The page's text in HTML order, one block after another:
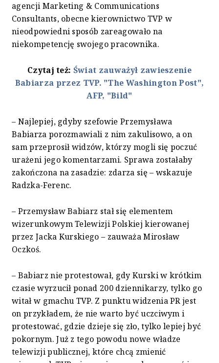
agencji Marketing & Communications
Consultants, obecne kierownictwo TVP w
nieodpowiedni sposób zareagowało na
niekompetencję swojego pracownika.
Czytaj też: Świat zauważył zawieszenie
Babiarza przez TVP. "The Washington Post",
AFP, "Bild"
– Najlepiej, gdyby szefowie Przemysława
Babiarza porozmawiali z nim zakulisowo, a on
sam przeprosił widzów, którzy mogli się poczuć
urażeni jego komentarzami. Sprawa zostałaby
zakończona na zasadzie: zdarza się – wskazuje
Radzka-Ferenc.
– Przemysław Babiarz stał się elementem
wizerunkowym Telewizji Polskiej kierowanej
przez Jacka Kurskiego – zauważa Mirosław
Oczkoś.
– Babiarz nie protestował, gdy Kurski w krótkim
czasie wyrzucił ponad 200 dziennikarzy, tylko go
witał w gmachu TVP. Z punktu widzenia PR jest
on przykładem, że nie warto być uczciwym i
protestować, gdzie dzieje się zło, tylko lepiej być
pokornym. Już z tego powodu nowe władze
telewizji publicznej, które chcą zmienić